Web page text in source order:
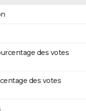
des votes
des votes